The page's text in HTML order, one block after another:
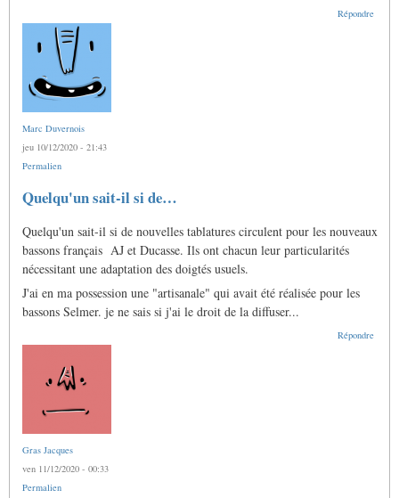
Répondre
Marc Duvernois
jeu 10/12/2020 - 21:43
Permalien
Quelqu'un sait-il si de…
Quelqu'un sait-il si de nouvelles tablatures circulent pour les nouveaux
bassons français AJ et Ducasse. Ils ont chacun leur particularités
nécessitant une adaptation des doigtés usuels.
J'ai en ma possession une "artisanale" qui avait été réalisée pour les
bassons Selmer. je ne sais si j'ai le droit de la diffuser...
Répondre
Gras Jacques
ven 11/12/2020 - 00:33
Permalien